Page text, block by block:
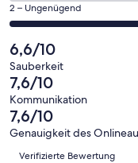
eine
Bewertung
von
10
-
Hervorragend
haben
Bewertung
von
8
-
Gut
7
Gästebewertungen
haben
eine
Bewertung
von
6
-
Okay
insgesamt
Gästebewertungen
haben
eine
Bewertung
von
4
3
von
insgesamt
7
Gästebewertungen
haben
eine
Bewertung
2 – Ungenügend
6,6/10
Sauberkeit
7,6/10
Kommunikation
7,6/10
Genauigkeit des
Bewertungen
Verifizierte Bewertung